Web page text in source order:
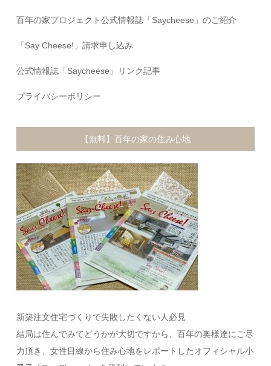
百年の家プロジェクト公式情報誌「Saycheese」のご紹介
「Say Cheese!」請求申し込み
公式情報誌「Saycheese」リンク記事
プライバシーポリシー
【無料】百年の家の住み心地
新築注文住宅づくりで失敗したくない人必見
結局は住んでみてどうかが大切ですから、百年の奥様達にご尽
力頂き、女性目線から住み心地をレポートしたオフィシャル小